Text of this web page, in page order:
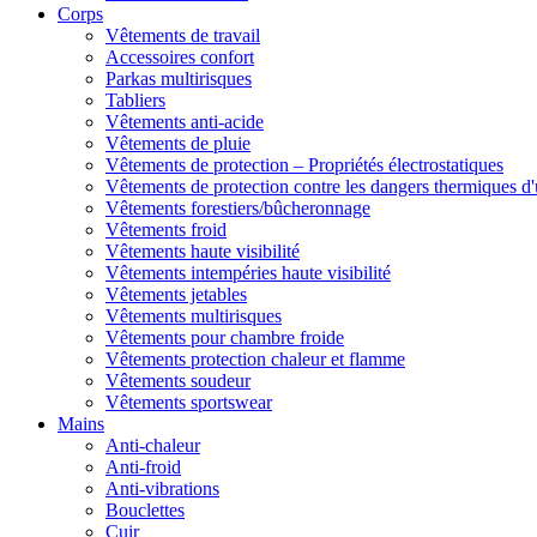
Corps
Vêtements de travail
Accessoires confort
Parkas multirisques
Tabliers
Vêtements anti-acide
Vêtements de pluie
Vêtements de protection – Propriétés électrostatiques
Vêtements de protection contre les dangers thermiques
Vêtements forestiers/bûcheronnage
Vêtements froid
Vêtements haute visibilité
Vêtements intempéries haute visibilité
Vêtements jetables
Vêtements multirisques
Vêtements pour chambre froide
Vêtements protection chaleur et flamme
Vêtements soudeur
Vêtements sportswear
Mains
Anti-chaleur
Anti-froid
Anti-vibrations
Bouclettes
Cuir